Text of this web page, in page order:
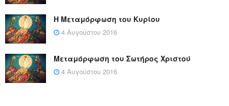
Η Μεταμόρφωση του Κυρίου
4 Αυγούστου 2016
Μεταμόρφωση του Σωτήρος Χριστού
4 Αυγούστου 2016